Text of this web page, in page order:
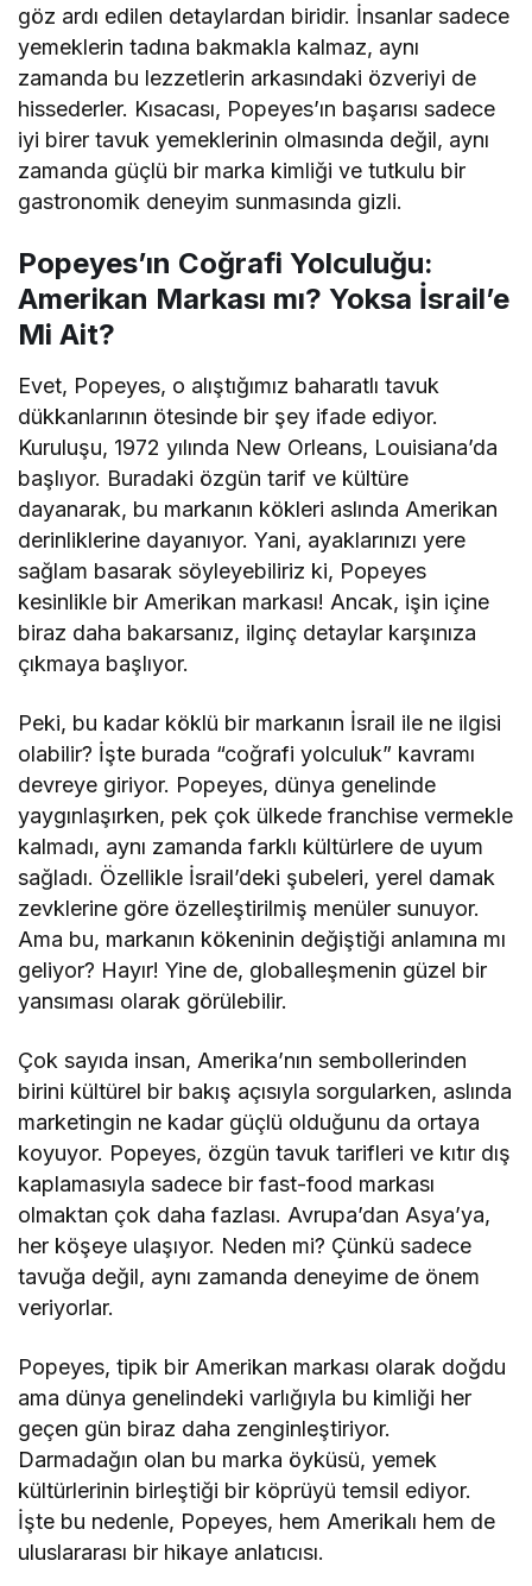
göz ardı edilen detaylardan biridir. İnsanlar sadece
yemeklerin tadına bakmakla kalmaz, aynı
zamanda bu lezzetlerin arkasındaki özveriyi de
hissederler. Kısacası, Popeyes’ın başarısı sadece
iyi birer tavuk yemeklerinin olmasında değil, aynı
zamanda güçlü bir marka kimliği ve tutkulu bir
gastronomik deneyim sunmasında gizli.
Popeyes’ın Coğrafi Yolculuğu:
Amerikan Markası mı? Yoksa İsrail’e
Mi Ait?
Evet, Popeyes, o alıştığımız baharatlı tavuk
dükkanlarının ötesinde bir şey ifade ediyor.
Kuruluşu, 1972 yılında New Orleans, Louisiana’da
başlıyor. Buradaki özgün tarif ve kültüre
dayanarak, bu markanın kökleri aslında Amerikan
derinliklerine dayanıyor. Yani, ayaklarınızı yere
sağlam basarak söyleyebiliriz ki, Popeyes
kesinlikle bir Amerikan markası! Ancak, işin içine
biraz daha bakarsanız, ilginç detaylar karşınıza
çıkmaya başlıyor.
Peki, bu kadar köklü bir markanın İsrail ile ne ilgisi
olabilir? İşte burada “coğrafi yolculuk” kavramı
devreye giriyor. Popeyes, dünya genelinde
yaygınlaşırken, pek çok ülkede franchise vermekle
kalmadı, aynı zamanda farklı kültürlere de uyum
sağladı. Özellikle İsrail’deki şubeleri, yerel damak
zevklerine göre özelleştirilmiş menüler sunuyor.
Ama bu, markanın kökeninin değiştiği anlamına mı
geliyor? Hayır! Yine de, globalleşmenin güzel bir
yansıması olarak görülebilir.
Çok sayıda insan, Amerika’nın sembollerinden
birini kültürel bir bakış açısıyla sorgularken, aslında
marketingin ne kadar güçlü olduğunu da ortaya
koyuyor. Popeyes, özgün tavuk tarifleri ve kıtır dış
kaplamasıyla sadece bir fast-food markası
olmaktan çok daha fazlası. Avrupa’dan Asya’ya,
her köşeye ulaşıyor. Neden mi? Çünkü sadece
tavuğa değil, aynı zamanda deneyime de önem
veriyorlar.
Popeyes, tipik bir Amerikan markası olarak doğdu
ama dünya genelindeki varlığıyla bu kimliği her
geçen gün biraz daha zenginleştiriyor.
Darmadağın olan bu marka öyküsü, yemek
kültürlerinin birleştiği bir köprüyü temsil ediyor.
İşte bu nedenle, Popeyes, hem Amerikalı hem de
uluslararası bir hikaye anlatıcısı.